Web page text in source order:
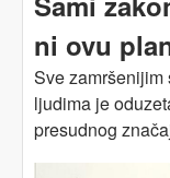
ni ovu
Sve zamršenijim
ljudima je
presudnog